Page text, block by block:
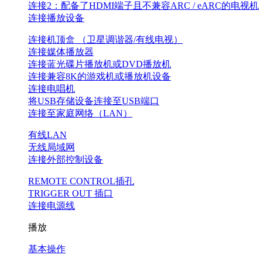
连接2：配备了HDMI端子且不兼容ARC / eARC的电视机
连接播放设备
连接机顶盒 （卫星调谐器/有线电视）
连接媒体播放器
连接蓝光碟片播放机或DVD播放机
连接兼容8K的游戏机或播放机设备
连接电唱机
将USB存储设备连接至USB端口
连接至家庭网络（LAN）
有线LAN
无线局域网
连接外部控制设备
REMOTE CONTROL插孔
TRIGGER OUT 插口
连接电源线
播放
基本操作